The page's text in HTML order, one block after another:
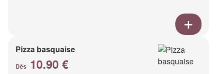
Pizza basquaise
Dès 10.90 €